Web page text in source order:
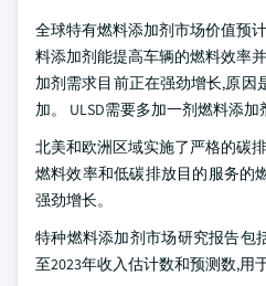
全球特有燃料添加剂市场价值预
料添加剂能提高车辆的燃料效率
加剂需求目前正在强劲增长,原因
加。 ULSD需要多加一剂燃料添
北美和欧洲区域实施了严格的碳
燃料效率和低碳排放目的服务的
强劲增长。
特种燃料添加剂市场研究报告包
至2023年收入估计数和预测数,用